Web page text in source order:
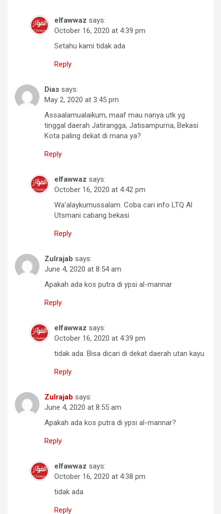
elfawwaz says:
October 16, 2020 at 4:39 pm
Setahu kami tidak ada
Reply
Dias says:
May 2, 2020 at 3:45 pm
Assaalamualaikum, maaf mau nanya utk yg
tinggal daerah Jatirangga, Jatisampurna, Bekasi
Kota paling dekat di mana ya?
Reply
elfawwaz says:
October 16, 2020 at 4:42 pm
Wa’alaykumussalam. Coba cari info LTQ Al
Utsmani cabang bekasi
Reply
Zulrajab says:
June 4, 2020 at 8:54 am
Apakah ada kos putra di ypsi al-mannar
Reply
elfawwaz says:
October 16, 2020 at 4:39 pm
tidak ada. Bisa dicari di dekat daerah utan kayu
Reply
Zulrajab says:
June 4, 2020 at 8:55 am
Apakah ada kos putra di ypsi al-mannar?
Reply
elfawwaz says:
October 16, 2020 at 4:38 pm
tidak ada
Reply